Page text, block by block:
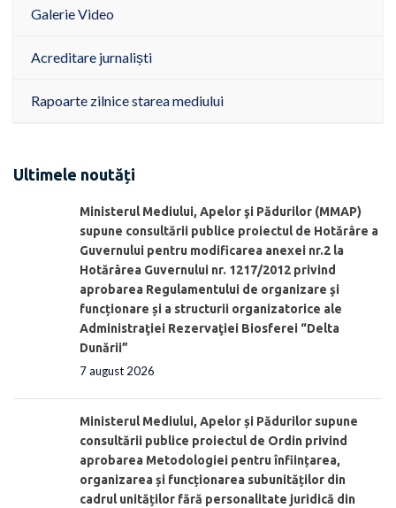
Galerie Video
Acreditare jurnaliști
Rapoarte zilnice starea mediului
Ultimele noutăți
Ministerul Mediului, Apelor şi Pădurilor (MMAP)
supune consultării publice proiectul de Hotărâre a
Guvernului pentru modificarea anexei nr.2 la
Hotărârea Guvernului nr. 1217/2012 privind
aprobarea Regulamentului de organizare şi
funcționare și a structurii organizatorice ale
Administraţiei Rezervaţiei Biosferei “Delta
Dunării”
7 august 2026
Ministerul Mediului, Apelor și Pădurilor supune
consultării publice proiectul de Ordin privind
aprobarea Metodologiei pentru înființarea,
organizarea și funcționarea subunităților din
cadrul unităților fără personalitate juridică din